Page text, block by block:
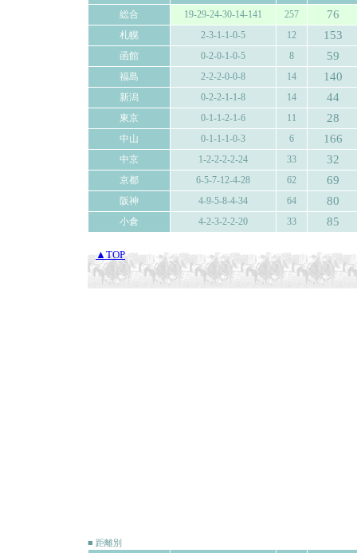
総合
19-29-24-30-14-141 257 76
札幌 2-3-1-1-0-5 12 153
函館 0-2-0-1-0-5 8 59
福島 2-2-2-0-0-8 14 140
新潟 0-2-2-1-1-8 14 44
東京 0-1-1-2-1-6 11 28
中山 0-1-1-1-0-3 6 166
中京 1-2-2-2-2-24 33 32
京都 6-5-7-12-4-28 62 69
阪神 4-9-5-8-4-34 64 80
小倉 4-2-3-2-2-20 33 85
▲TOP
■ 距離別